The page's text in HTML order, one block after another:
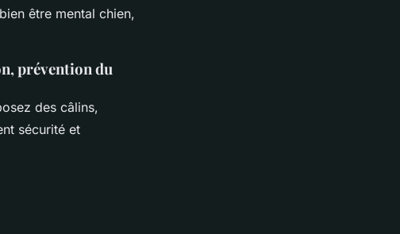
être mental chien,
prévention du
des câlins,
sécurité et